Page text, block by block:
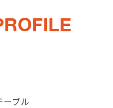
ーブル